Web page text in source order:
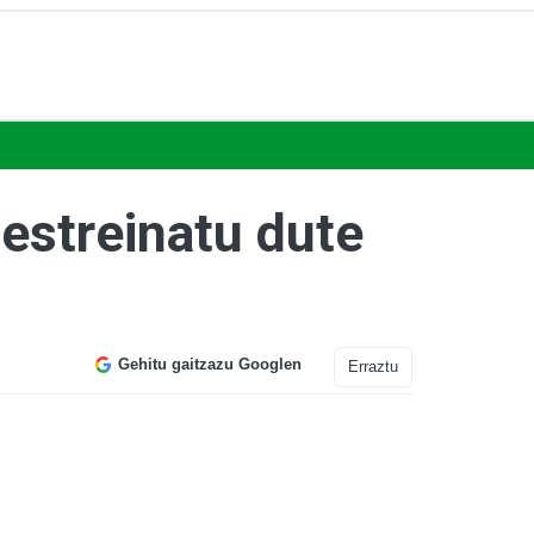
dute
Gehitu gaitzazu Googlen Erraztu